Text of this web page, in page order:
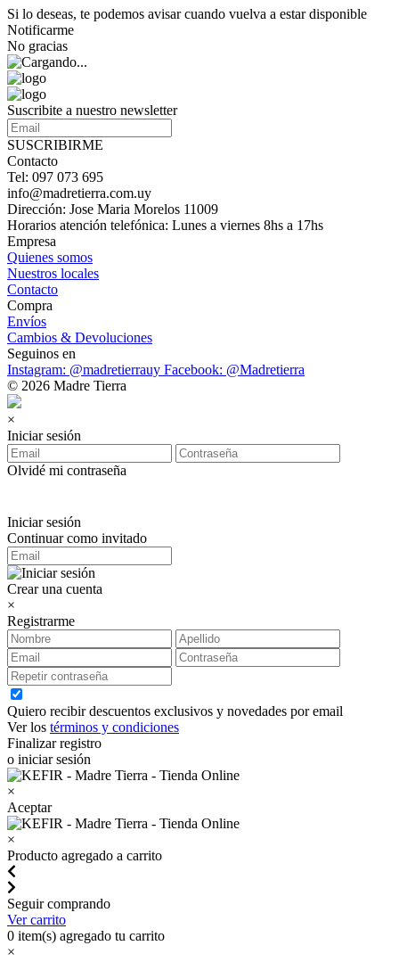
Si lo deseas, te podemos avisar cuando vuelva a estar disponible
Notificarme
No gracias
Suscribite a nuestro newsletter
SUSCRIBIRME
Contacto
Tel: 097 073 695
info@madretierra.com.uy
Dirección: Jose Maria Morelos 11009
Horarios atención telefónica: Lunes a viernes 8hs a 17hs
Empresa
Quienes somos
Nuestros locales
Contacto
Compra
Envíos
Cambios & Devoluciones
Seguinos en
Instagram: @madretierrauy Facebook: @Madretierra
© 2026 Madre Tierra
×
Iniciar sesión
Olvidé mi contraseña
Iniciar sesión
Continuar como invitado
Crear una cuenta
×
Registrarme
Quiero recibir descuentos exclusivos y novedades por email
Ver los términos y condiciones
Finalizar registro
o iniciar sesión
×
Aceptar
×
Producto agregado a carrito
Seguir comprando
Ver carrito
0 item(s) agregado tu carrito
×